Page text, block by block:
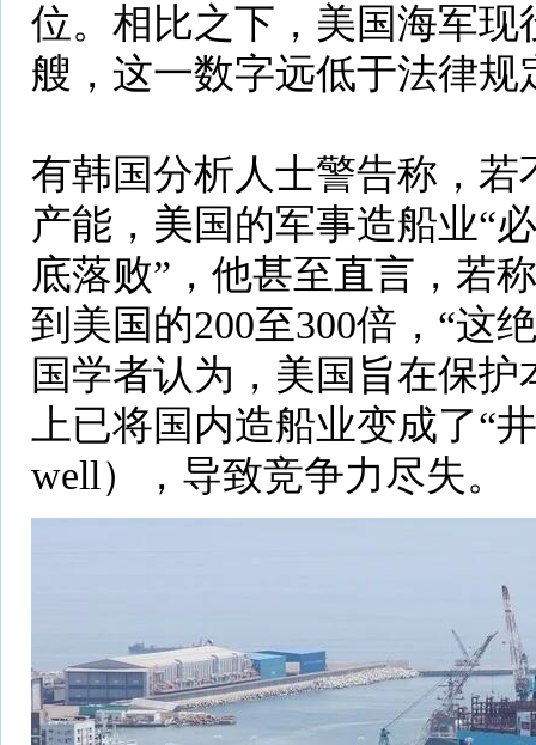
位。相比之下，美国海军现
艘，这一数字远低于法律规
有韩国分析人士警告称，
产能，美国的军事造船业“
底落败”，他甚至直言，若
到美国的200至300倍，“这
国学者认为，美国旨在保
上已将国内造船业变成了“
well），导致竞争力尽失。